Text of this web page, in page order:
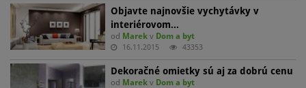
Objavte najnovšie vychytávky v
interiérovom…
od Marek v Dom a byt
16.11.2015 43353
Dekoračné omietky sú aj za dobrú cenu
od Marek v Dom a byt